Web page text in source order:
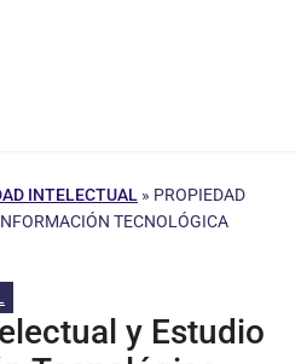
INTELECTUAL » PROPIEDAD
TECNOLÓGICA
y Estudio